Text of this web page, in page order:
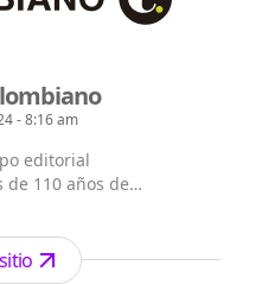
- 8:16 am
editorial
110 años de
de Medellín en
febrero de 1912 por
se ha especializado en
de contenidos